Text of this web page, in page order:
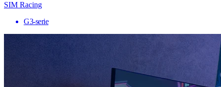
SIM Racing
G3-serie